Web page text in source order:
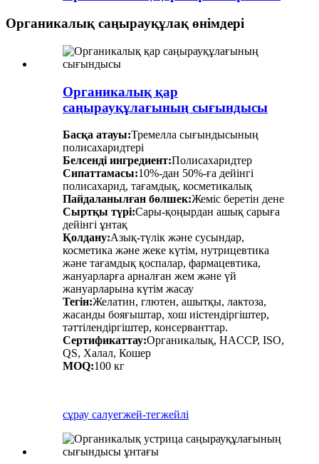
Органикалық саңырауқұлақ өнімдері
Органикалық қар
саңырауқұлағының сығындысы
Басқа атауы:Тремелла сығындысының
полисахаридтері
Белсенді ингредиент:Полисахаридтер
Сипаттамасы:10%-дан 50%-ға дейінгі
полисахарид, тағамдық, косметикалық
Пайдаланылған бөлшек:Жеміс беретін дене
Сыртқы түрі:Сары-қоңырдан ашық сарыға
дейінгі ұнтақ
Қолдану:Азық-түлік және сусындар,
косметика және жеке күтім, нутрицевтика
және тағамдық қоспалар, фармацевтика,
жануарларға арналған жем және үй
жануарларына күтім жасау
Тегін:Желатин, глютен, ашытқы, лактоза,
жасанды бояғыштар, хош иістендіргіштер,
тәттілендіргіштер, консерванттар.
Сертификаттау:Органикалық, HACCP, ISO,
QS, Халал, Кошер
MOQ:100 кг
сұрау салуегжей-тегжейлі